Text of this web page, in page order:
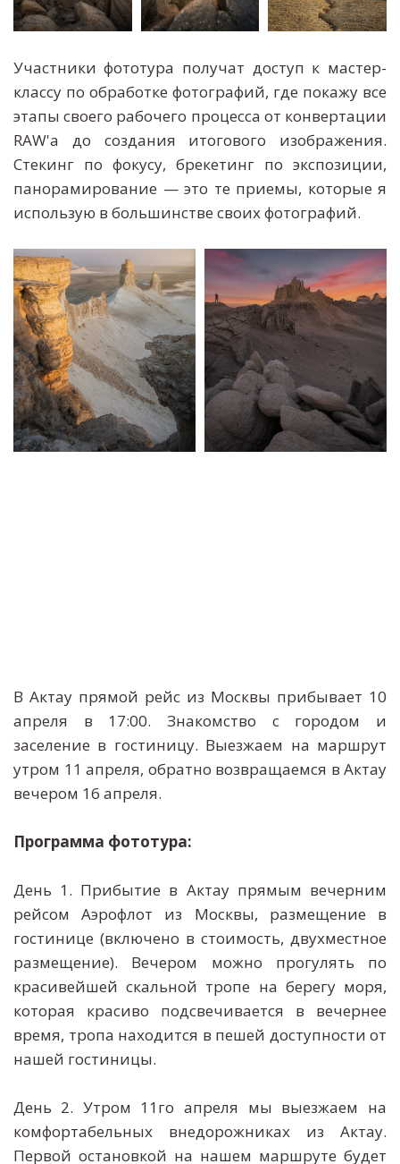
Участники фототура получат доступ к мастер-
классу по обработке фотографий, где покажу все
этапы своего рабочего процесса от конвертации
RAW'а до создания итогового изображения.
Стекинг по фокусу, брекетинг по экспозиции,
панорамирование — это те приемы, которые я
использую в большинстве своих фотографий.
В Актау прямой рейс из Москвы прибывает 10
апреля в 17:00. Знакомство с городом и
заселение в гостиницу. Выезжаем на маршрут
утром 11 апреля, обратно возвращаемся в Актау
вечером 16 апреля.
Программа фототура:
День 1. Прибытие в Актау прямым вечерним
рейсом Аэрофлот из Москвы, размещение в
гостинице (включено в стоимость, двухместное
размещение). Вечером можно прогулять по
красивейшей скальной тропе на берегу моря,
которая красиво подсвечивается в вечернее
время, тропа находится в пешей доступности от
нашей гостиницы.
День 2. Утром 11го апреля мы выезжаем на
комфортабельных внедорожниках из Актау.
Первой остановкой на нашем маршруте будет